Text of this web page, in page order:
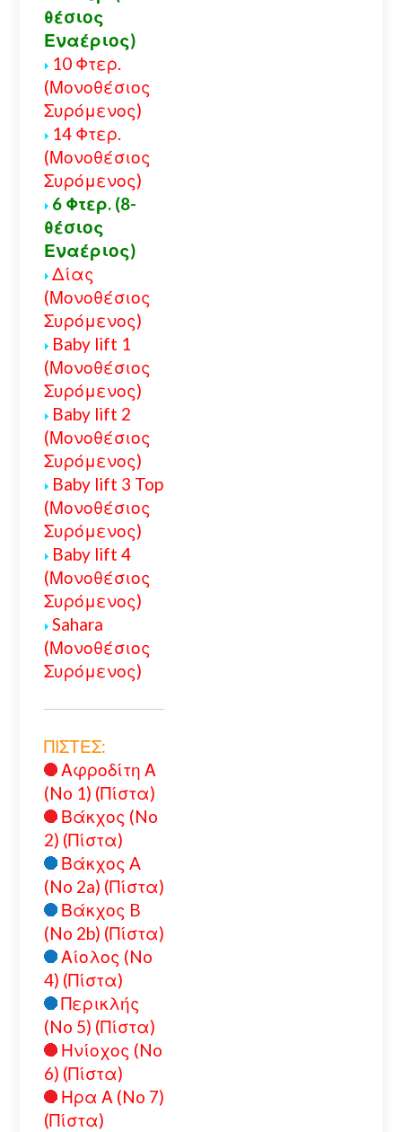
θέσιος
Εναέριος)
10 Φτερ.
(Μονοθέσιος
Συρόμενος)
14 Φτερ.
(Μονοθέσιος
Συρόμενος)
6 Φτερ. (8-
θέσιος
Εναέριος)
Δίας
(Μονοθέσιος
Συρόμενος)
Baby lift 1
(Μονοθέσιος
Συρόμενος)
Baby lift 2
(Μονοθέσιος
Συρόμενος)
Baby lift 3 Top
(Μονοθέσιος
Συρόμενος)
Baby lift 4
(Μονοθέσιος
Συρόμενος)
Sahara
(Μονοθέσιος
Συρόμενος)
ΠΙΣΤΕΣ:
Αφροδίτη Α
(No 1) (Πίστα)
Βάκχος (No
2) (Πίστα)
Βάκχος A
(No 2a) (Πίστα)
Βάκχος B
(No 2b) (Πίστα)
Αίολος (No
4) (Πίστα)
Περικλής
(No 5) (Πίστα)
Ηνίοχος (No
6) (Πίστα)
Ηρα Α (No 7)
(Πίστα)